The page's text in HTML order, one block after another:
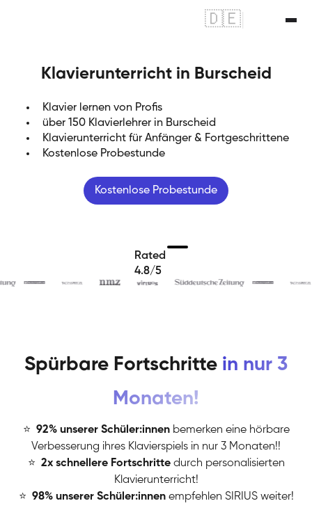
🇩🇪
Klavierunterricht in Burscheid
Klavier lernen von Profis
über 150 Klavierlehrer in Burscheid
Klavierunterricht für Anfänger & Fortgeschrittene
Kostenlose Probestunde
Kostenlose Probestunde
Rated
4.8/5
Spürbare Fortschritte in nur 3
Monaten!
⭐ 92% unserer Schüler:innen bemerken eine hörbare
Verbesserung ihres Klavierspiels in nur 3 Monaten!!
⭐ 2x schnellere Fortschritte durch personalisierten
Klavierunterricht!
⭐ 98% unserer Schüler:innen empfehlen SIRIUS weiter!